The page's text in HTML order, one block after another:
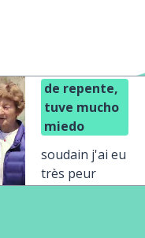
de repente,
tuve mucho
miedo
soudain j'ai eu
très peur